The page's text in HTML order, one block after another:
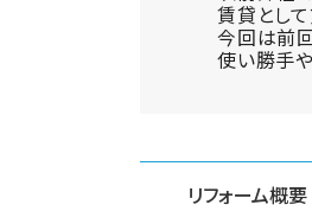
賃貸とし
今回は前
使い勝手
リフォーム概要